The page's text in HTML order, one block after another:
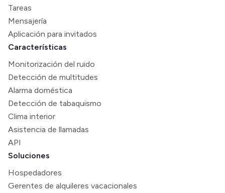
Tareas
Mensajería
Aplicación para invitados
Características
Monitorización del ruido
Detección de multitudes
Alarma doméstica
Detección de tabaquismo
Clima interior
Asistencia de llamadas
API
Soluciones
Hospedadores
Gerentes de alquileres vacacionales